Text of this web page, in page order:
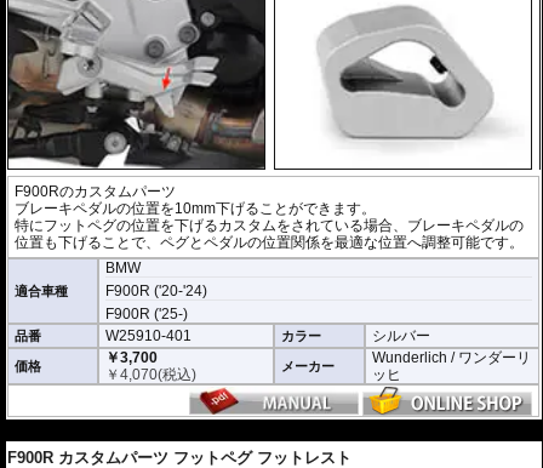
F900Rのカスタムパーツ
ブレーキペダルの位置を10mm下げることができます。
特にフットペグの位置を下げるカスタムをされている場合、ブレーキペダルの
位置も下げることで、ペグとペダルの位置関係を最適な位置へ調整可能です。
適合車種
BMW
F900R ('20-'24)
F900R ('25-)
品番 W25910-401 カラー シルバー
価格
￥3,700
￥4,070(税込) メーカー
Wunderlich / ワンダーリ
ッヒ
F900R カスタムパーツ フットペグ フットレスト